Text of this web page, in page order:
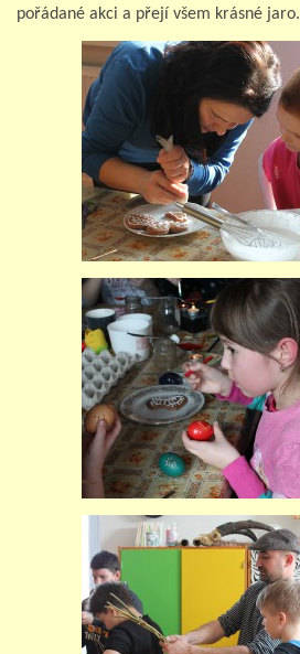
pořádané akci a přejí všem krásné jaro.